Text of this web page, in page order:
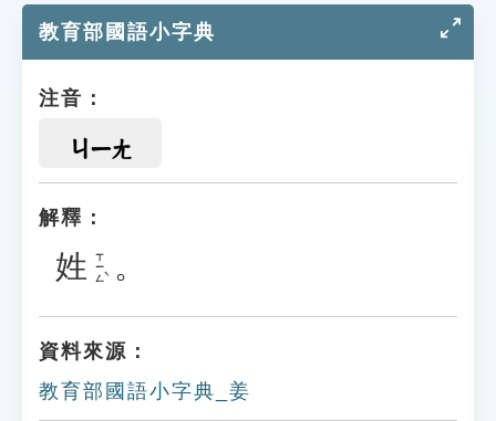
教育部國語小字典
注音：
ㄐㄧㄤ
解釋：
姓 ㄒㄧㄥˋ 。
資料來源：
教育部國語小字典_姜